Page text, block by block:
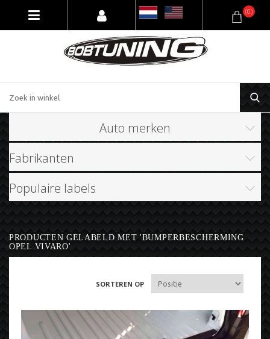
(0)
Auto merken
Fabrikanten
Populaire labels
PRODUCTEN GELABELD MET 'BUMPERBESCHERMING
OPEL VIVARO'
SORTEREN OP